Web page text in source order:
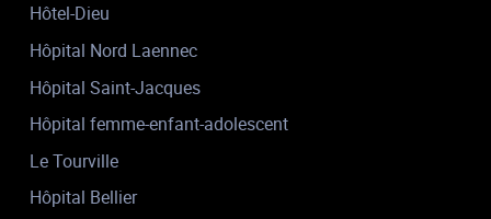
Hôtel-Dieu
Hôpital Nord Laennec
Hôpital Saint-Jacques
Hôpital femme-enfant-adolescent
Le Tourville
Hôpital Bellier